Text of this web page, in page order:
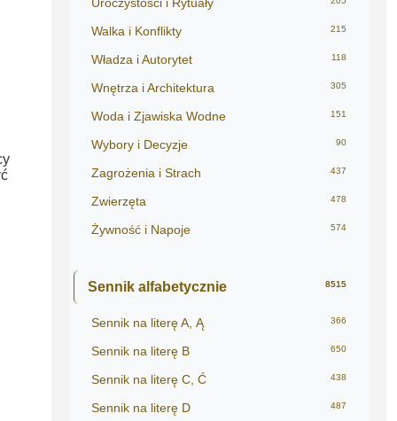
Walka i Konflikty 215
Władza i Autorytet 118
Wnętrza i Architektura 305
Woda i Zjawiska Wodne 151
Wybory i Decyzje 90
Zagrożenia i Strach 437
Zwierzęta 478
Żywność i Napoje 574
Sennik alfabetycznie 8515
Sennik na literę A, Ą 366
Sennik na literę B 650
Sennik na literę C, Ć 438
Sennik na literę D 487